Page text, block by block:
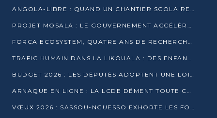
ANGOLA-LIBRE : QUAND UN CHANTIER SCOLAIRE DEVIENT LE MIROIR D’UN CONGO EN MOUVEMENT
PROJET MOSALA : LE GOUVERNEMENT ACCÉLÈRE L’INSERTION DES JEUNES EN 2026
FORCA ECOSYSTEM, QUATRE ANS DE RECHERCHE DE TERRAIN AVANT UN LANCEMENT OFFICIEL EN 2026
TRAFIC HUMAIN DANS LA LIKOUALA : DES ENFANTS AUTOCHTONES RÉDUITS AU TRAVAIL FORCÉ
BUDGET 2026 : LES DÉPUTÉS ADOPTENT UNE LOI DES FINANCES DE PLUS DE 2500 MILLIARDS FCFA
ARNAQUE EN LIGNE : LA LCDE DÉMENT TOUTE CAMPAGNE DE RECRUTEMENT
VŒUX 2026 : SASSOU-NGUESSO EXHORTE LES FORCES VIVES À RENFORCER L’UNITÉ